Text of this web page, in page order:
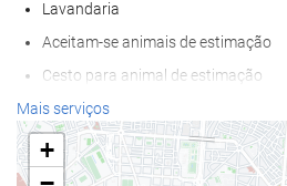
Lavandaria
Aceitam-se animais de estimação
Cesto para animal de estimação
Tigela para animal de estimação
Ar condicionado
Aquecimento Central
Mais serviços
+